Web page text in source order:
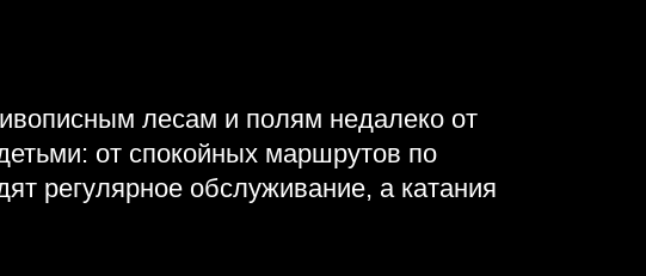
лесам и полям недалеко от
от спокойных маршрутов по
регулярное обслуживание, а катания